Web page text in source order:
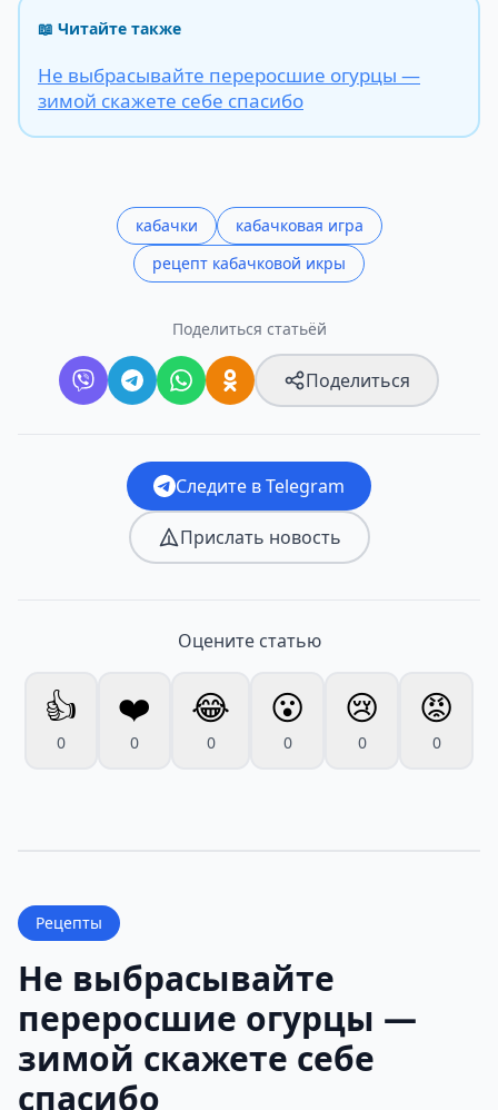
📖 Читайте также
Не выбрасывайте переросшие огурцы —
зимой скажете себе спасибо
кабачки
кабачковая игра
рецепт кабачковой икры
Поделиться статьёй
Поделиться
Следите в Telegram
Прислать новость
Оцените статью
👍
0
❤️
0
😂
0
😮
0
😢
0
😡
0
Рецепты
Не выбрасывайте
переросшие огурцы —
зимой скажете себе
спасибо